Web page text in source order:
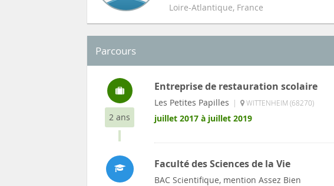
Loire-Atlantique, France
Parcours
2 ans
Entreprise de restauration scolaire
Les Petites Papilles | WITTENHEIM (68270)
juillet 2017 à juillet 2019
Faculté des Sciences de la Vie
BAC Scientifique, mention Assez Bien